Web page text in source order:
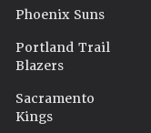
Phoenix Suns
Portland Trail
Blazers
Sacramento
Kings